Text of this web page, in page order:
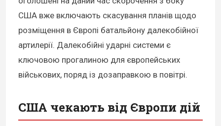
США вже включають скасування планів щодо
розміщення в Європі батальйону далекобійної
артилерії. Далекобійні ударні системи є
ключовою прогалиною для європейських
військових, поряд із дозаправкою в повітрі.
США чекають від Європи дій